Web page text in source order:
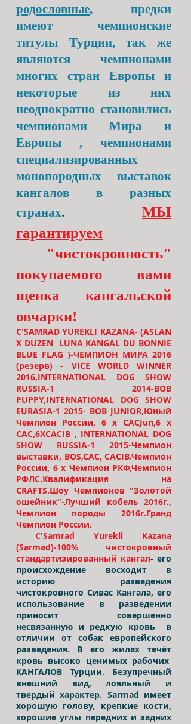
родословные, предки
имеют чемпионские
титулы Турции, так же
являются чемпионами
многих стран Европы и
некоторые из них
неоднократно становились
чемпионами Мира и
Европы , чемпионами
специализированных
монопородных выставок
кангалов в разных
странах.
МЫ
гарантируем
"чистокровность"
покупаемого вами
щенка кангальской
овчарки!
C'SAMRAD YUREKLI KAZANA- (ASLAN
X DUZEN LUNA KANGAL DU BONNIE
BLUE FLAG )-ЧЕМПИОН МИРА 2016
(резерв) - VICE WORLD WINNER
2016,INTERNATIONAL DOG SHOW
RUSSIA-1 2014-BOB
PUPPY,INTERNATIONAL DOG SHOW
EURASIA-1 2015- BOB JUNIOR,Юный
Чемпион России, 6 x CACJun,6 x
CAC,6ХСACIB , INTERNATIONAL DOG
SHOW RUSSIA-1 2015-Чемпион
выставки, BOS,CAC, CACIB.Чемпион
России, 6 х Чемпион РКФ,Чемпион
РФЛС.Квалификация на
СRAFTS.Шоу Чемпионов "Золотой
ошейник"-Лучший кобель 2016г.,
Чемпион породы 2016г.Гранд
Чемпион России.
C'Samrad Yurekli Kazana
(Sarmad)-100% чистокровный
стандартизированный кангал- его
происхождение восходит в
историю разведения
чистокровного Сивас Кангала, его
использование в разведении
приносит совершенно
несвязанную и редкую кровь в
отличии от собак европейского
разведения. В его жилах течёт
кровь высоко ценимых рабочих
КАНГАЛОВ Турции. Безупречный
внешний вид, лояльный и
твердый характер. Sarmad имеет
хорошую голову, крепкие кости,
хорошие углы передних и задних